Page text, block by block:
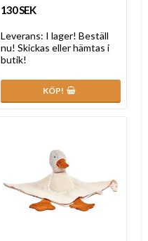
130 SEK
Leverans: I lager! Beställ
nu! Skickas eller hämtas i
butik!
KÖP!